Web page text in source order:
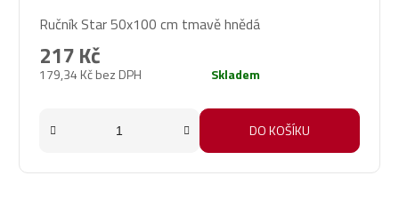
Ručník Star 50x100 cm tmavě hnědá
179,34 Kč bez DPH
217 Kč
Skladem
DO KOŠÍKU